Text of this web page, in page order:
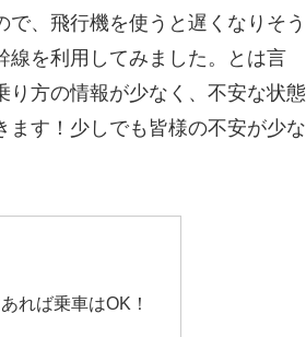
、飛行機を使うと遅くなりそう
線を利用してみました。とは言
り方の情報が少なく、不安な状態
す！少しでも皆様の不安が少な
れば乗車はOK！